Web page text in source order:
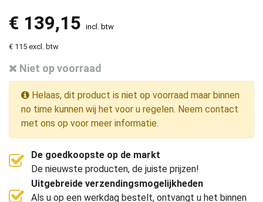
€ 139,15 incl. btw
€ 115 excl. btw
Niet op voorraad
Helaas, dit product is niet op voorraad maar binnen
no time kunnen wij het voor u regelen. Neem contact
met ons op voor meer informatie.
De goedkoopste op de markt
De nieuwste producten, de juiste prijzen!
Uitgebreide verzendingsmogelijkheden
Als u op een werkdag bestelt, ontvangt u het binnen